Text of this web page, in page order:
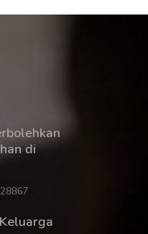
di
28867